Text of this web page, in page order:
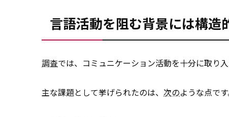
言語活動を阻む背景には構造
調査では、コミュニケーション活動を十分に取り
主な課題として挙げられたのは、 次のような点です